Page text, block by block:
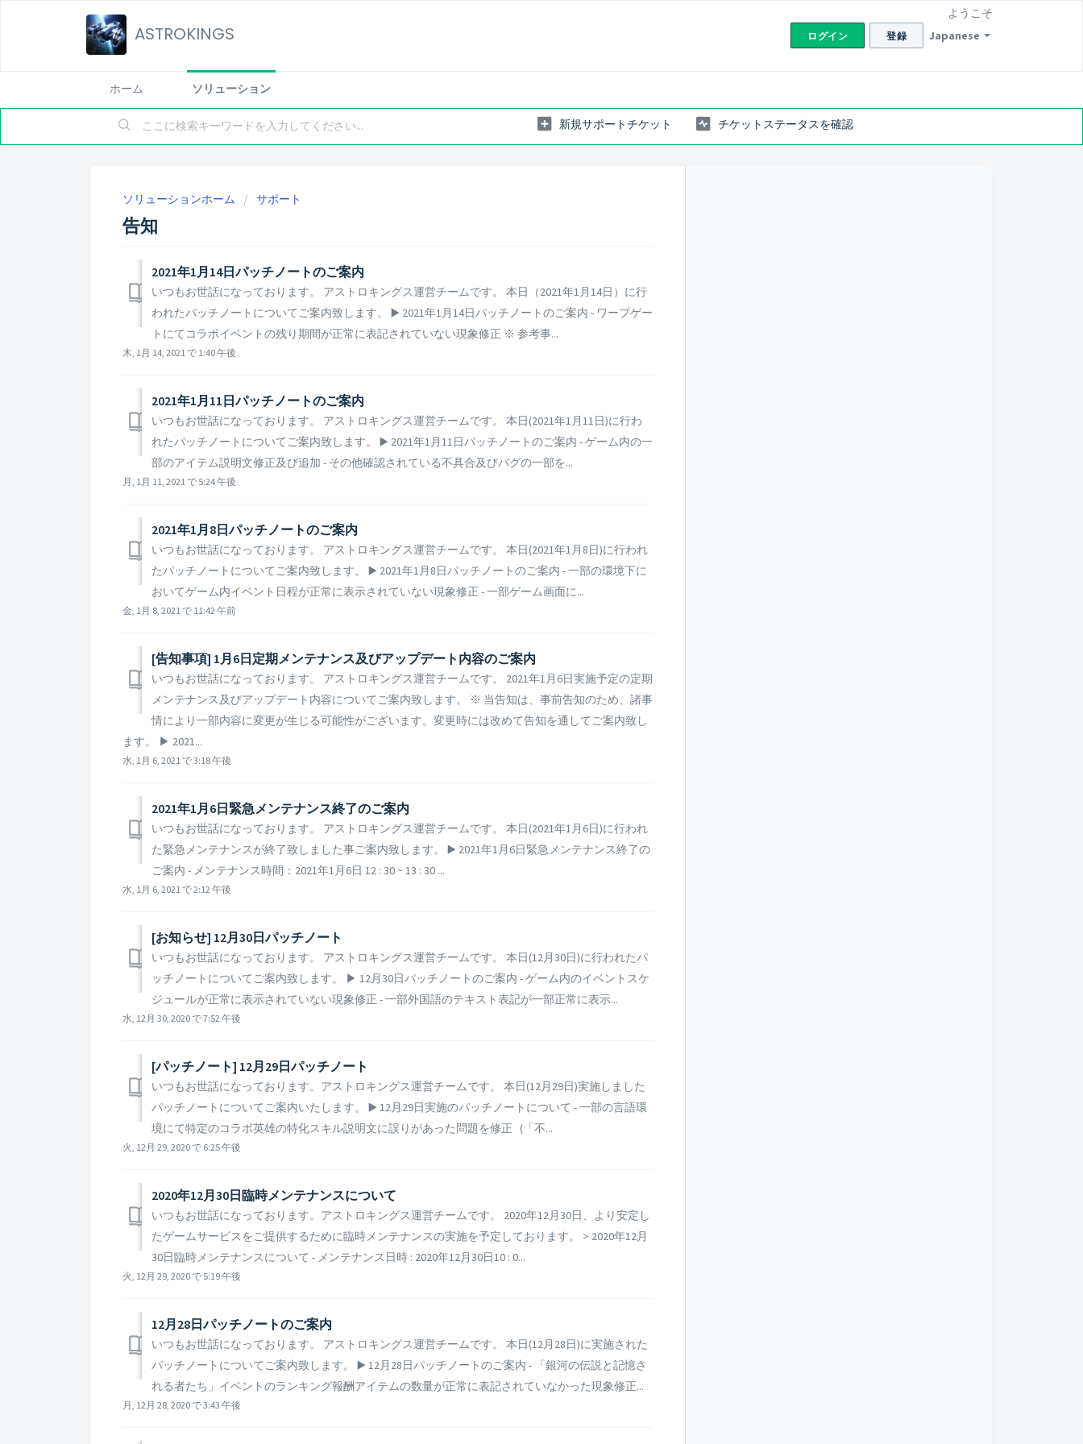
ASTROKINGS Japanese
ようこそ
ログイン 登録
ホーム ソリューション
新規サポートチケット チケットステータスを確認
ソリューションホーム サポート
告知
2021年1月14日パッチノートのご案内
いつもお世話になっております。 アストロキングス運営チームです。 本日（2021年1月14日）に行
われたパッチノートについてご案内致します。 ▶️ 2021年1月14日パッチノートのご案内 - ワープゲー
トにてコラボイベントの残り期間が正常に表記されていない現象修正 ※ 参考事...
木, 1月 14, 2021 で 1:40 午後
2021年1月11日パッチノートのご案内​
いつもお世話になっております。 アストロキングス運営チームです。 本日(2021年1月11日)に行わ
れたパッチノートについてご案内致します。 ▶️ 2021年1月11日パッチノートのご案内 - ゲーム内の一
部のアイテム説明文修正及び追加 - その他確認されている不具合及びバグの一部を...
月, 1月 11, 2021 で 5:24 午後
2021年1月8日パッチノートのご案内​
いつもお世話になっております。 アストロキングス運営チームです。 本日(2021年1月8日)に行われ
たパッチノートについてご案内致します。 ▶️ 2021年1月8日パッチノートのご案内 - 一部の環境下に
おいてゲーム内イベント日程が正常に表示されていない現象修正 - 一部ゲーム画面に...
金, 1月 8, 2021 で 11:42 午前
[告知事項] 1月6日定期メンテナンス及びアップデート内容のご案内
いつもお世話になっております。 アストロキングス運営チームです。 2021年1月6日実施予定の定期
メンテナンス及びアップデート内容についてご案内致します。 ※ 当告知は、事前告知のため、諸事
情により一部内容に変更が生じる可能性がございます。変更時には改めて告知を通してご案内致し
ます。 ▶ 2021...
水, 1月 6, 2021 で 3:18 午後
2021年1月6日緊急メンテナンス終了のご案内​
いつもお世話になっております。 アストロキングス運営チームです。 本日(2021年1月6日)に行われ
た緊急メンテナンスが終了致しました事ご案内致します。 ▶️ 2021年1月6日緊急メンテナンス終了の
ご案内 - メンテナンス時間：2021年1月6日 12 : 30 ~ 13 : 30 ...
水, 1月 6, 2021 で 2:12 午後
[お知らせ] 12月30日パッチノート
いつもお世話になっております。 アストロキングス運営チームです。 本日(12月30日)に行われたパ
ッチノートについてご案内致します。 ▶ 12月30日パッチノートのご案内 - ゲーム内のイベントスケ
ジュールが正常に表示されていない現象修正 - 一部外国語のテキスト表記が一部正常に表示...
水, 12月 30, 2020 で 7:52 午後
[パッチノート] 12月29日パッチノート
いつもお世話になっております。アストロキングス運営チームです。 本日(12月29日)実施しました
パッチノートについてご案内いたします。 ▶️ 12月29日実施のパッチノートについて - 一部の言語環
境にて特定のコラボ英雄の特化スキル説明文に誤りがあった問題を修正 (「不...
火, 12月 29, 2020 で 6:25 午後
2020年12月30日臨時メンテナンスについて
いつもお世話になっております。アストロキングス運営チームです。 2020年12月30日、より安定し
たゲームサービスをご提供するために臨時メンテナンスの実施を予定しております。 > 2020年12月
30日臨時メンテナンスについて - メンテナンス日時 : 2020年12月30日10 : 0...
火, 12月 29, 2020 で 5:19 午後
12月28日パッチノートのご案内
いつもお世話になっております。 アストロキングス運営チームです。 本日(12月28日)に実施された
パッチノートについてご案内致します。 ▶️ 12月28日パッチノートのご案内 - 「銀河の伝説と記憶さ
れる者たち」イベントのランキング報酬アイテムの数量が正常に表記されていなかった現象修正...
月, 12月 28, 2020 で 3:43 午後